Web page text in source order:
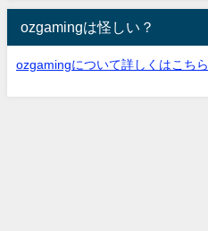
ozgamingは怪しい？
ozgamingについて詳しくはこちら